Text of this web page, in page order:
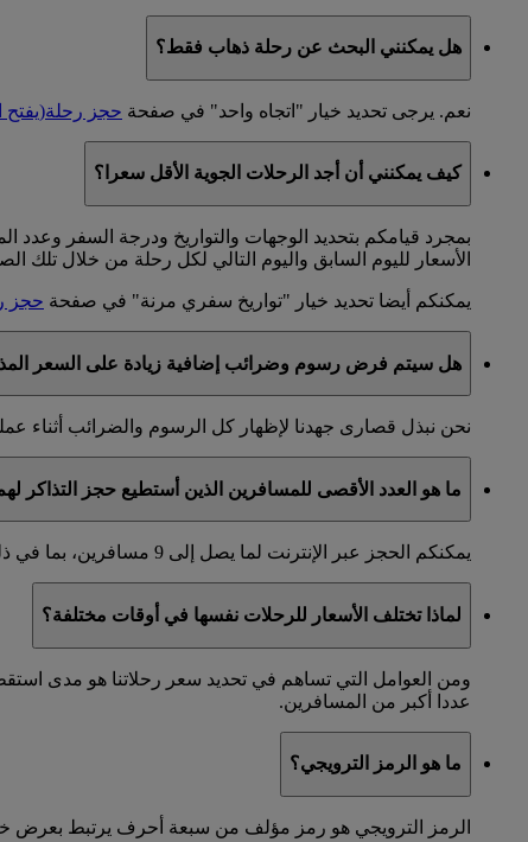
هل يمكنني البحث عن رحلة ذهاب فقط؟
نعم. يرجى تحديد خيار "اتجاه واحد" في صفحة حجز رحلة(يفتح
كيف يمكنني أن أجد الرحلات الجوية الأقل سعرا؟
بمجرد قيامكم بتحديد الوجهات والتواريخ ودرجة السفر
الأسعار لليوم السابق واليوم التالي لكل رحلة من خلال تلك
يمكنكم أيضا تحديد خيار "تواريخ سفري مرنة" في صفحة حجز
هل سيتم فرض رسوم وضرائب إضافية زيادة على السعر
نحن نبذل قصارى جهدنا لإظهار كل الرسوم والضرائب أثناء
ما هو العدد الأقصى للمسافرين الذين أستطيع حجز التذاكر
يمكنكم الحجز عبر الإنترنت لما يصل إلى 9 مسافرين، بما في ذلك جميع البالغين والأطفال المسافرين معكم.
لماذا تختلف الأسعار للرحلات نفسها في أوقات مختلفة؟
ومن العوامل التي تساهم في تحديد سعر رحلاتنا هو مدى
عددا أكبر من المسافرين.
ما هو الرمز الترويجي؟
الرمز الترويجي هو رمز مؤلف من سبعة أحرف يرتبط بعرض